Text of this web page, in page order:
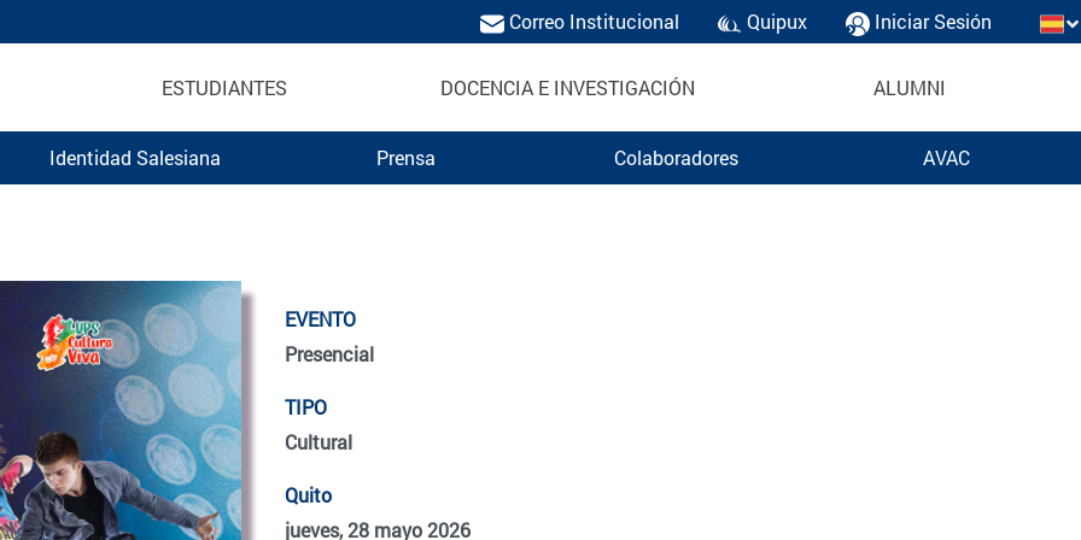
Correo Institucional Quipux Iniciar Sesión
ESTUDIANTES DOCENCIA E INVESTIGACIÓN ALUMNI
Identidad Salesiana Prensa Colaboradores AVAC
EVENTO
Presencial
TIPO
Cultural
Quito
jueves, 28 mayo 2026